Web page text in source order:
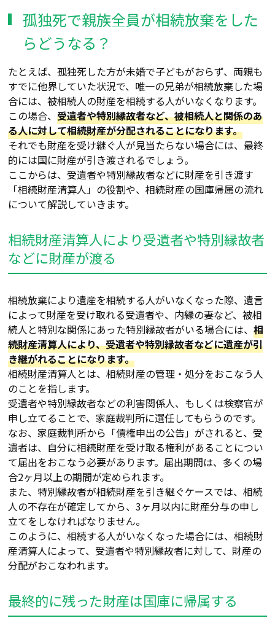
孤独死で親族全員が相続放棄をした
らどうなる？
たとえば、孤独死した方が未婚で子どもがおらず、両親も
すでに他界していた状況で、唯一の兄弟が相続放棄した場
合には、被相続人の財産を相続する人がいなくなります。
この場合、受遺者や特別縁故者など、被相続人と関係のあ
る人に対して相続財産が分配されることになります。
それでも財産を受け継ぐ人が見当たらない場合には、最終
的には国に財産が引き渡されるでしょう。
ここからは、受遺者や特別縁故者などに財産を引き渡す
「相続財産清算人」の役割や、相続財産の国庫帰属の流れ
について解説していきます。
相続財産清算人により受遺者や特別縁故者
などに財産が渡る
相続放棄により遺産を相続する人がいなくなった際、遺言
によって財産を受け取れる受遺者や、内縁の妻など、被相
続人と特別な関係にあった特別縁故者がいる場合には、相
続財産清算人により、受遺者や特別縁故者などに遺産が引
き継がれることになります。
相続財産清算人とは、相続財産の管理・処分をおこなう人
のことを指します。
受遺者や特別縁故者などの利害関係人、もしくは検察官が
申し立てることで、家庭裁判所に選任してもらうのです。
なお、家庭裁判所から「債権申出の公告」がされると、受
遺者は、自分に相続財産を受け取る権利があることについ
て届出をおこなう必要があります。届出期間は、多くの場
合2ヶ月以上の期間が定められます。
また、特別縁故者が相続財産を引き継ぐケースでは、相続
人の不存在が確定してから、3ヶ月以内に財産分与の申し
立てをしなければなりません。
このように、相続する人がいなくなった場合には、相続財
産清算人によって、受遺者や特別縁故者に対して、財産の
分配がおこなわれます。
最終的に残った財産は国庫に帰属する